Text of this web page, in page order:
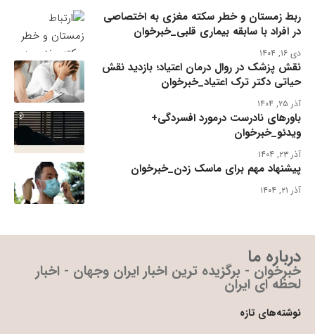
ربط زمستان و خطر سکته مغزی به اختصاصی
در افراد با سابقه بیماری قلبی_خبرخوان
دی ۱۶, ۱۴۰۴
نقش پزشک در روال درمان اعتیاد؛ بازدید نقش
حیاتی دکتر ترک اعتیاد_خبرخوان
آذر ۲۵, ۱۴۰۴
باورهای نادرست درمورد افسردگی+
ویدئو_خبرخوان
آذر ۲۳, ۱۴۰۴
پیشنهاد مهم برای ماسک زدن_خبرخوان
آذر ۲۱, ۱۴۰۴
درباره ما
خبرخوان - برگزیده ترین اخبار ایران وجهان - اخبار
لحظه ای ایران
نوشته‌های تازه